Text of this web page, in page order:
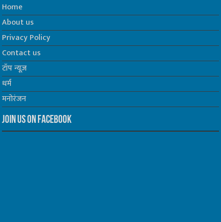
Home
About us
Privacy Policy
Contact us
टॉप न्यूज़
धर्म
मनोरंजन
Join us on Facebook